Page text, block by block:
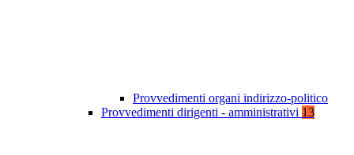
Provvedimenti organi indirizzo-politico
Provvedimenti dirigenti - amministrativi 13